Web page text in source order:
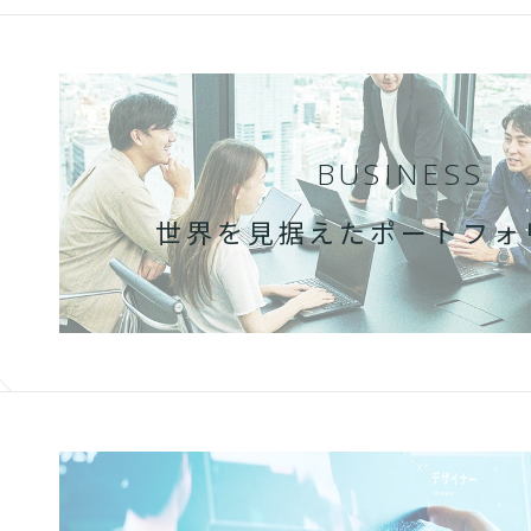
BUSINESS
世界を見据えたポートフ